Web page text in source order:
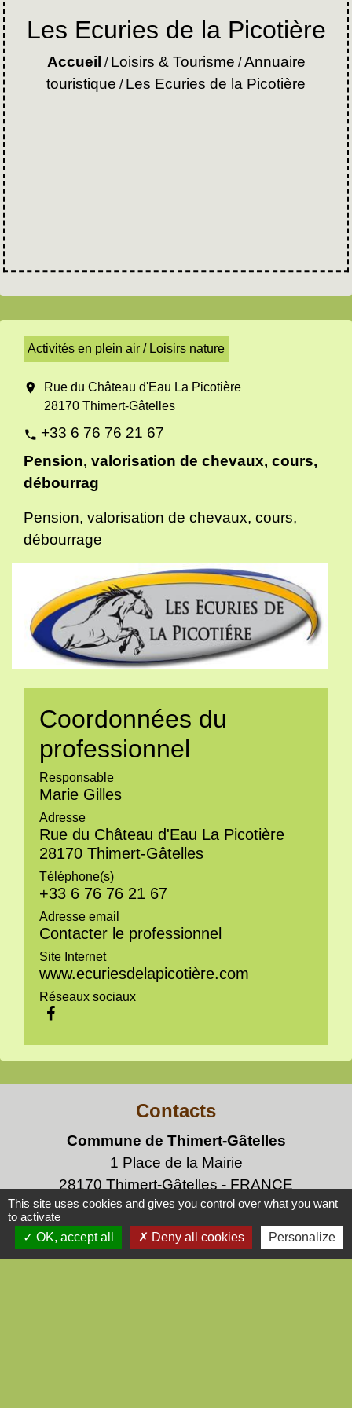
Les Ecuries de la Picotière
Accueil / Loisirs & Tourisme /Annuaire
touristique / Les Ecuries de la Picotière
Activités en plein air / Loisirs nature
location_on
Rue du Château d'Eau La Picotière
28170 Thimert-Gâtelles
phone +33 6 76 76 21 67
Pension, valorisation de chevaux, cours,
débourrag
Pension, valorisation de chevaux, cours,
débourrage
Coordonnées du
professionnel
Responsable
Marie Gilles
Adresse
Rue du Château d'Eau La Picotière
28170 Thimert-Gâtelles
Téléphone(s)
+33 6 76 76 21 67
Adresse email
Contacter le professionnel
Site Internet
www.ecuriesdelapicotière.com
Réseaux sociaux
Contacts
Commune de Thimert-Gâtelles
1 Place de la Mairie
28170 Thimert-Gâtelles - FRANCE
+33 2 37 51 60 91
Contact par formulaire
This site uses cookies and gives you control over what you want
to activate
OK, accept all
Deny all cookies Personalize